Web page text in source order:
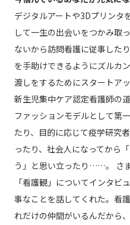
デジタルアートや3Dプリンタ
して一生の出会いをつかみ取
ないから訪問看護に従事した
を手助けできるようにズルカ
渡しをするためにスタートア
新生児集中ケア認定看護師の
ファッションモデルとして第
たり、目的に応じて疫学研究
ったり、社会人になってから
う」と思い立ったり……。 さ
「看護観」についてインタビ
事なことを話してくれた。看
れだけの仲間がいるんだから